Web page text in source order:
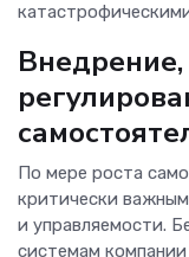
По мере роста
критически
и управляемости.
системам